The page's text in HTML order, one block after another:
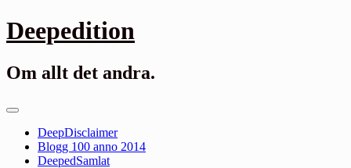
Gå
till
Deepedition
Om allt det andra.
Primär
DeepDisclaimer
Blogg 100 anno 2014
DeepedSamlat